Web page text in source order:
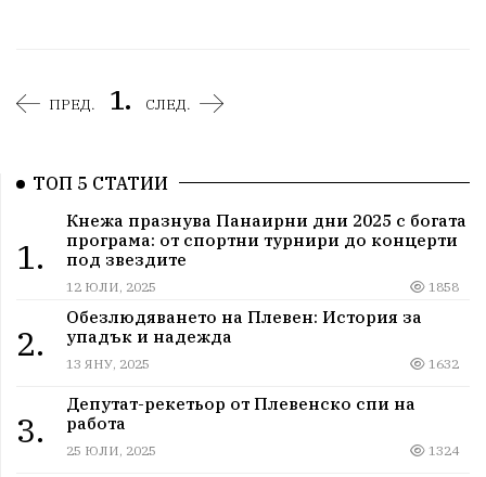
ПРЕД. 1. СЛЕД.
ТОП 5 СТАТИИ
1.
Кнежа празнува Панаирни дни 2025 с богата
програма: от спортни турнири до концерти
под звездите
12 ЮЛИ, 2025 1858
2.
Обезлюдяването на Плевен: История за
упадък и надежда
13 ЯНУ, 2025 1632
3.
Депутат-рекетьор от Плевенско спи на
работа
25 ЮЛИ, 2025 1324